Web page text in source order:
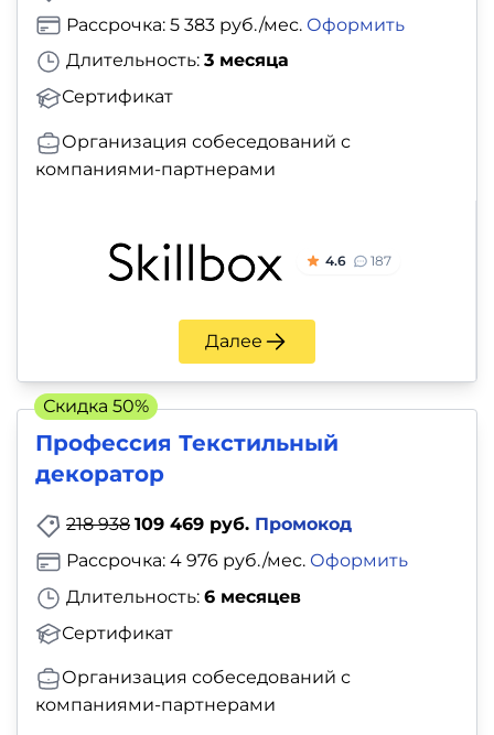
Длительность: 3 месяца
Сертификат
Рассрочка: 5 383 руб./мес. Оформить
Организация собеседований с
компаниями-партнерами
4.6 187
Далее
Профессия Текстильный
декоратор
218 938 109 469 руб. Промокод
Длительность: 6 месяцев
Сертификат
Рассрочка: 4 976 руб./мес. Оформить
Организация собеседований с
компаниями-партнерами
Скидка 50%